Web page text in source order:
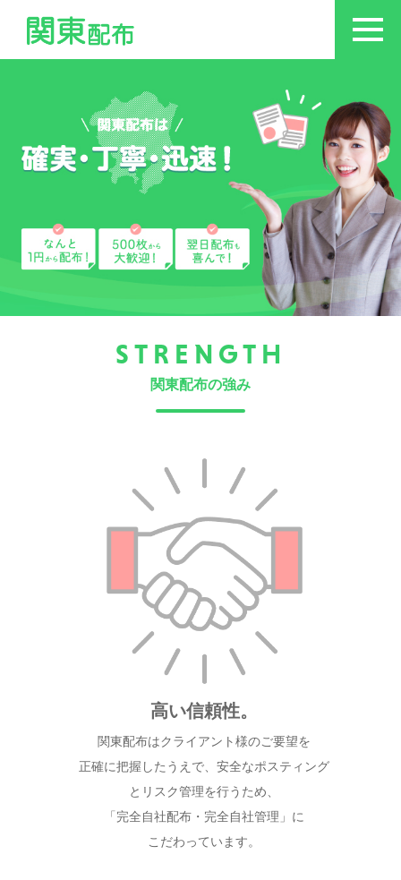
STRENGTH
関東配布の強み
高い信頼性。
関東配布はクライアント様のご要望を
正確に把握したうえで、安全なポスティング
とリスク管理を行うため、
「完全自社配布・完全自社管理」に
こだわっています。